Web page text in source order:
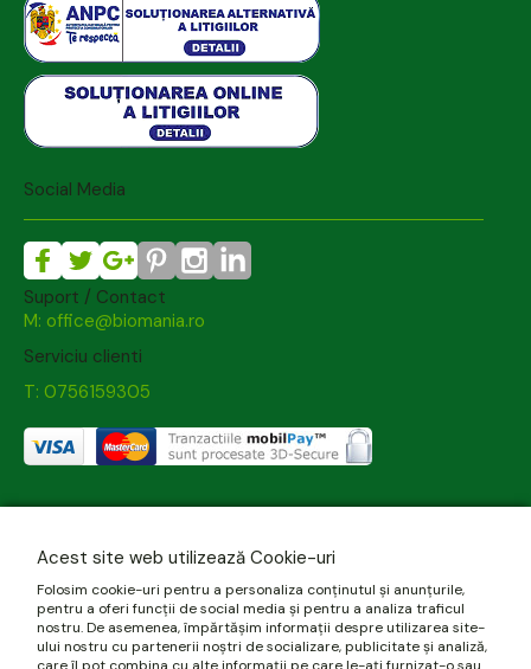
Social Media
Suport / Contact
M: office@biomania.ro
Serviciu clienti
T: 0756159305
Acest site web utilizează Cookie-uri
Folosim cookie-uri pentru a personaliza conținutul și anunțurile,
pentru a oferi funcții de social media și pentru a analiza traficul
nostru. De asemenea, împărtășim informații despre utilizarea site-
ului nostru cu partenerii noștri de socializare, publicitate și analiză,